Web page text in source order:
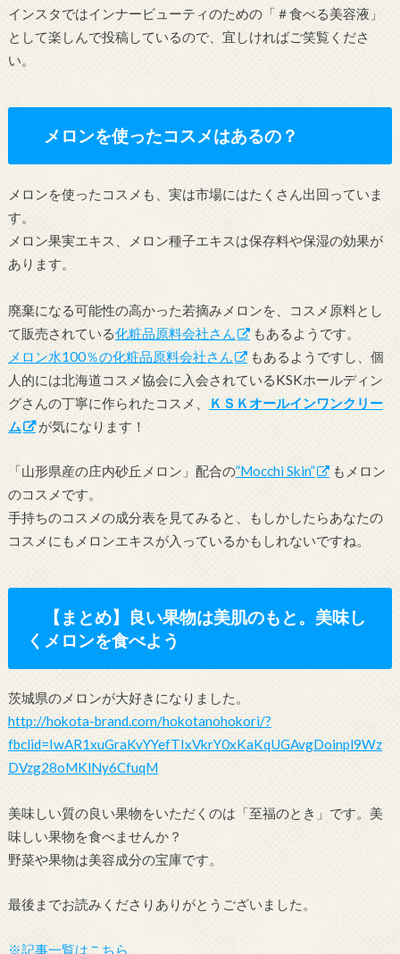
インスタではインナービューティのための「＃食べる美容液」
として楽しんで投稿しているので、宜しければご笑覧くださ
い。
メロンを使ったコスメはあるの？
メロンを使ったコスメも、実は市場にはたくさん出回っていま
す。
メロン果実エキス、メロン種子エキスは保存料や保湿の効果が
あります。
廃棄になる可能性の高かった若摘みメロンを、コスメ原料とし
て販売されている化粧品原料会社さん
もあるようです。
メロン水100％の化粧品原料会社さん
もあるようですし、個
人的には北海道コスメ協会に入会されているKSKホールディン
グさんの丁寧に作られたコスメ、
ＫＳＫオールインワンクリー
ム
が気になります！
「山形県産の庄内砂丘メロン」配合の”Mocchi Skin”
もメロン
のコスメです。
手持ちのコスメの成分表を見てみると、もしかしたらあなたの
コスメにもメロンエキスが入っているかもしれないですね。
【まとめ】良い果物は美肌のもと。美味し
くメロンを食べよう
茨城県のメロンが大好きになりました。
http://hokota-brand.com/hokotanohokori/?
fbclid=IwAR1xuGraKvYYefTIxVkrY0xKaKqUGAvgDoinpl9Wz
DVzg28oMKlNy6CfuqM
美味しい質の良い果物をいただくのは「至福のとき」です。美
味しい果物を食べませんか？
野菜や果物は美容成分の宝庫です。
最後までお読みくださりありがとうございました。
※記事一覧はこちら